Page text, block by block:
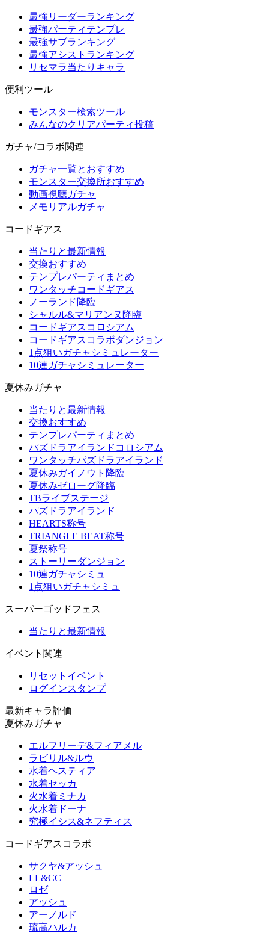
最強リーダーランキング
最強パーティテンプレ
最強サブランキング
最強アシストランキング
リセマラ当たりキャラ
便利ツール
モンスター検索ツール
みんなのクリアパーティ投稿
ガチャ/コラボ関連
ガチャ一覧とおすすめ
モンスター交換所おすすめ
動画視聴ガチャ
メモリアルガチャ
コードギアス
当たりと最新情報
交換おすすめ
テンプレパーティまとめ
ワンタッチコードギアス
ノーランド降臨
シャルル&マリアンヌ降臨
コードギアスコロシアム
コードギアスコラボダンジョン
1点狙いガチャシミュレーター
10連ガチャシミュレーター
夏休みガチャ
当たりと最新情報
交換おすすめ
テンプレパーティまとめ
パズドラアイランドコロシアム
ワンタッチパズドラアイランド
夏休みガイノウト降臨
夏休みゼローグ降臨
TBライブステージ
パズドラアイランド
HEARTS称号
TRIANGLE BEAT称号
夏祭称号
ストーリーダンジョン
10連ガチャシミュ
1点狙いガチャシミュ
スーパーゴッドフェス
当たりと最新情報
イベント関連
リセットイベント
ログインスタンプ
最新キャラ評価
夏休みガチャ
エルフリーデ&フィアメル
ラビリル&ルウ
水着ヘスティア
水着セッカ
火水着ミナカ
火水着ドーナ
究極イシス&ネフティス
コードギアスコラボ
サクヤ&アッシュ
LL&CC
ロゼ
アッシュ
アーノルド
琉高ハルカ